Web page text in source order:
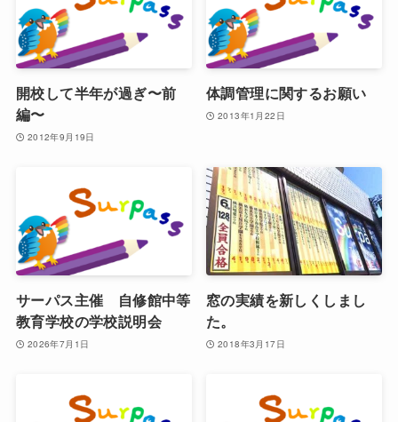
開校して半年が過ぎ〜前
編〜
2012年9月19日
体調管理に関するお願い
2013年1月22日
サーパス主催 自修館中等
教育学校の学校説明会
2026年7月1日
窓の実績を新しくしまし
た。
2018年3月17日